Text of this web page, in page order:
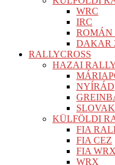
WRC
IRC
ROMÁN
DAKAR
RALLYCROSS
HAZAI
NYÍRÁD
KÜLFÖLDI
FIA
FIA CEZ
FIA WRX
WRX